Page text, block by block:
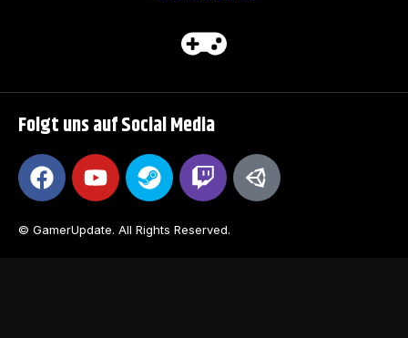
Folgt uns auf Social Media
© GamerUpdate. All Rights Reserved.